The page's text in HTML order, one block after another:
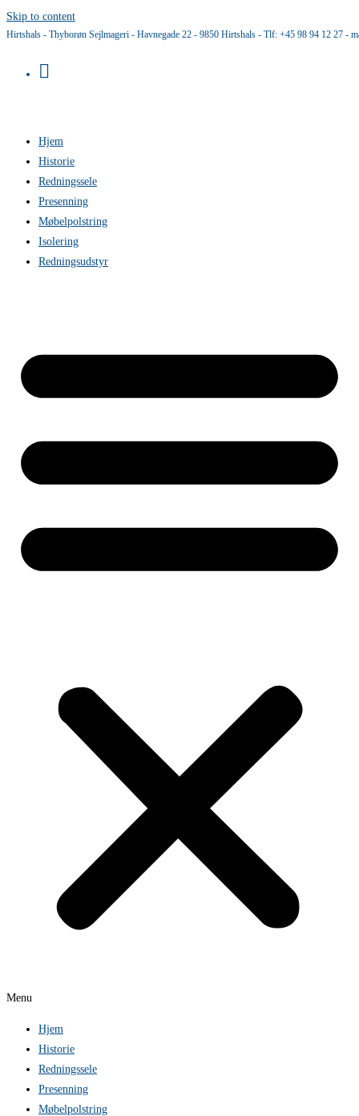
Skip to content
Hirtshals - Thyborøn Sejlmageri - Havnegade 22 - 9850 Hirtshals - Tlf: +45 98 94 12 27 -
Hjem
Historie
Redningssele
Presenning
Møbelpolstring
Isolering
Redningsudstyr
Menu
Hjem
Historie
Redningssele
Presenning
Møbelpolstring